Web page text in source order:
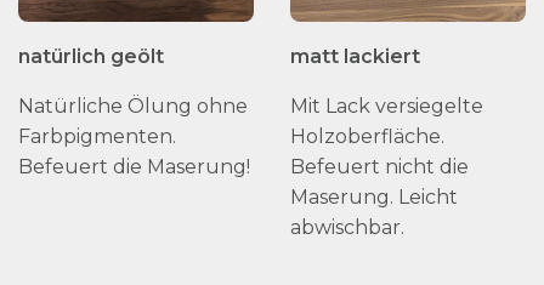
natürlich geölt
Natürliche Ölung ohne
Farbpigmenten.
Befeuert die Maserung!
matt lackiert
Mit Lack versiegelte
Holzoberfläche.
Befeuert nicht die
Maserung. Leicht
abwischbar.